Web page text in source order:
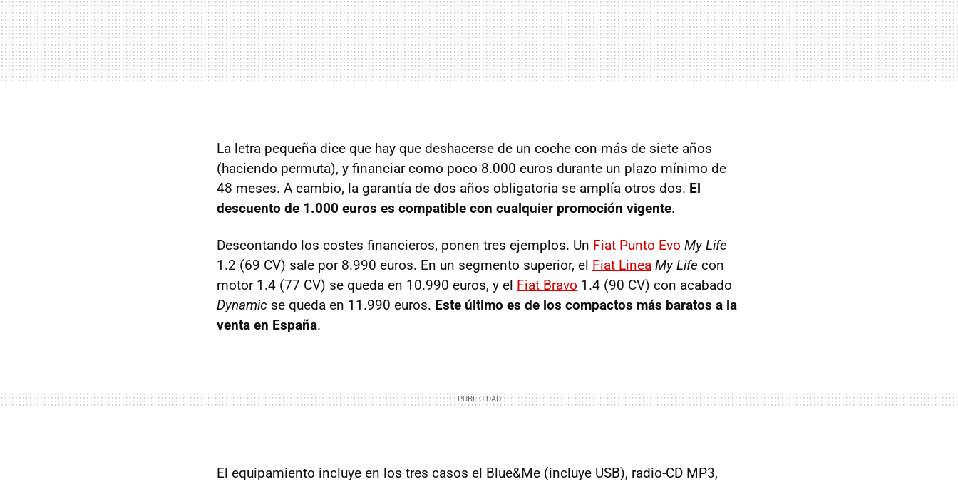
La letra pequeña dice que hay que deshacerse de un coche con más de siete años
(haciendo permuta), y financiar como poco 8.000 euros durante un plazo mínimo de
48 meses. A cambio, la garantía de dos años obligatoria se amplía otros dos. El
descuento de 1.000 euros es compatible con cualquier promoción vigente.
Descontando los costes financieros, ponen tres ejemplos. Un Fiat Punto Evo My Life
1.2 (69 CV) sale por 8.990 euros. En un segmento superior, el Fiat Linea My Life con
motor 1.4 (77 CV) se queda en 10.990 euros, y el Fiat Bravo 1.4 (90 CV) con acabado
Dynamic se queda en 11.990 euros. Este último es de los compactos más baratos a la
venta en España.
El equipamiento incluye en los tres casos el Blue&Me (incluye USB), radio-CD MP3,